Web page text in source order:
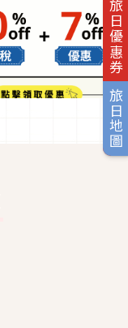
旅日優惠券
旅日地圖